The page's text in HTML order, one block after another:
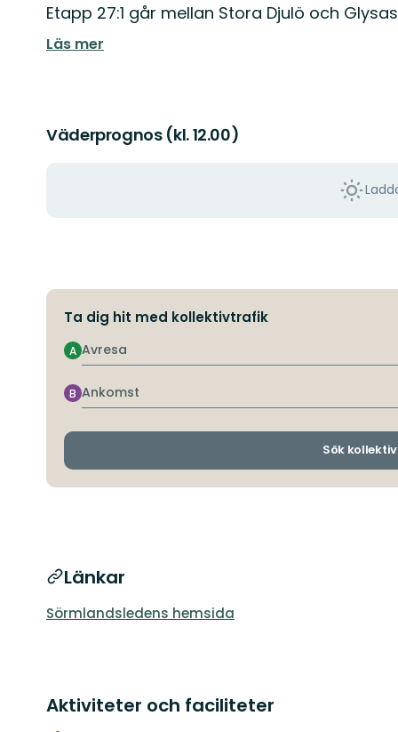
Etapp 27:1 går mellan Stora Djulö och
Läs mer
Väderprognos (kl. 12.00)
Ta dig hit med kollektivtrafik
Avresa
A
Ankomst
B
Sök
Länkar
Sörmlandsledens hemsida
Aktiviteter och faciliteter